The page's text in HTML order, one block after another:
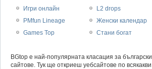
Игри онлайн
PMfun Lineage
Games Top
L2 drops
Женски календар
Стани богат
BGtop e най-популярната класация за български
сайтове. Тук ще откриеш уебсайтове по всякакви